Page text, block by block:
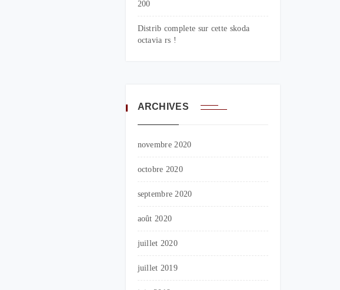
200
Distrib complete sur cette skoda
octavia rs !
ARCHIVES
novembre 2020
octobre 2020
septembre 2020
août 2020
juillet 2020
juillet 2019